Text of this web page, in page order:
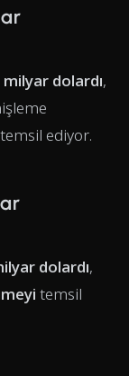
dolardı,
temsil ediyor.
dolardı,
temsil